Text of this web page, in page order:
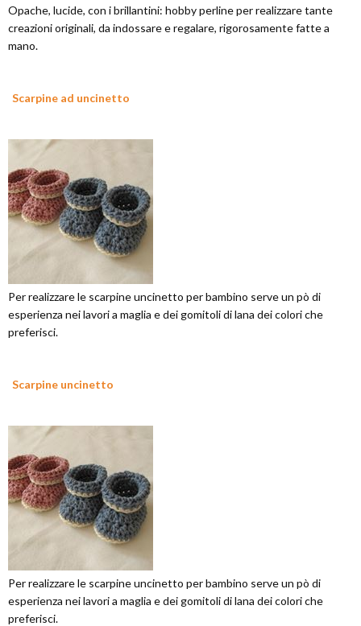
Opache, lucide, con i brillantini: hobby perline per realizzare tante
creazioni originali, da indossare e regalare, rigorosamente fatte a
mano.
Scarpine ad uncinetto
Per realizzare le scarpine uncinetto per bambino serve un pò di
esperienza nei lavori a maglia e dei gomitoli di lana dei colori che
preferisci.
Scarpine uncinetto
Per realizzare le scarpine uncinetto per bambino serve un pò di
esperienza nei lavori a maglia e dei gomitoli di lana dei colori che
preferisci.